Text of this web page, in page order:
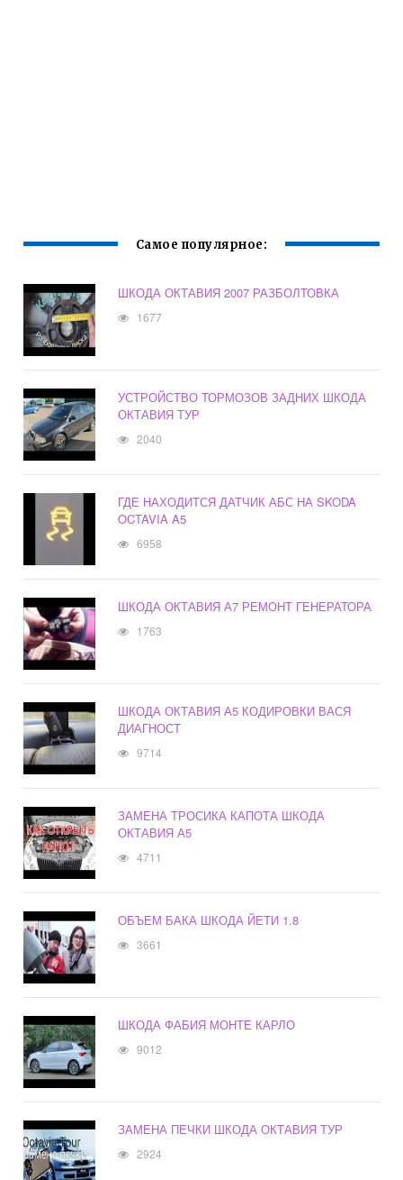
Самое популярное:
ШКОДА ОКТАВИЯ 2007 РАЗБОЛТОВКА
1677
УСТРОЙСТВО ТОРМОЗОВ ЗАДНИХ ШКОДА
ОКТАВИЯ ТУР
2040
ГДЕ НАХОДИТСЯ ДАТЧИК АБС НА SKODA
OCTAVIA A5
6958
ШКОДА ОКТАВИЯ А7 РЕМОНТ ГЕНЕРАТОРА
1763
ШКОДА ОКТАВИЯ А5 КОДИРОВКИ ВАСЯ
ДИАГНОСТ
9714
ЗАМЕНА ТРОСИКА КАПОТА ШКОДА
ОКТАВИЯ А5
4711
ОБЪЕМ БАКА ШКОДА ЙЕТИ 1.8
3661
ШКОДА ФАБИЯ МОНТЕ КАРЛО
9012
ЗАМЕНА ПЕЧКИ ШКОДА ОКТАВИЯ ТУР
2924